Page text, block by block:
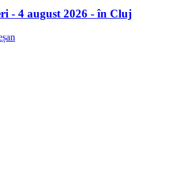
- 4 august 2026 - în Cluj